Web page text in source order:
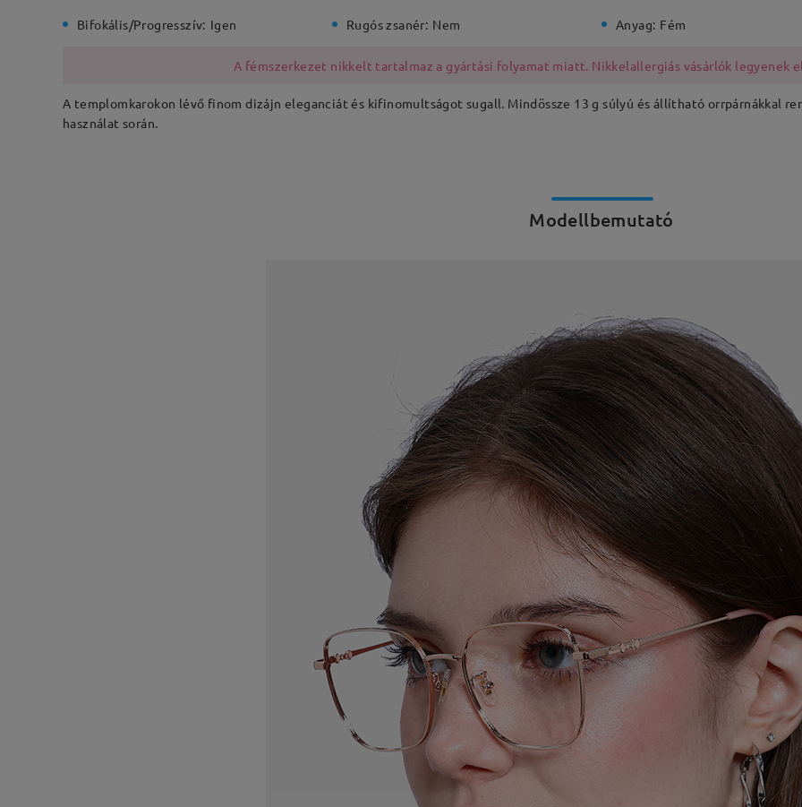
Bifokális/Progresszív: Igen Rugós zsanér: Nem Anyag: Fém
A fémszerkezet nikkelt tartalmaz a gyártási folyamat miatt. Nikkelallergiás vásárlók legyenek
A templomkarokon lévő finom dizájn eleganciát és kifinomultságot sugall. Mindössze 13 g súlyú és állítható orrpárnákkal
használat során.
Modellbemutató